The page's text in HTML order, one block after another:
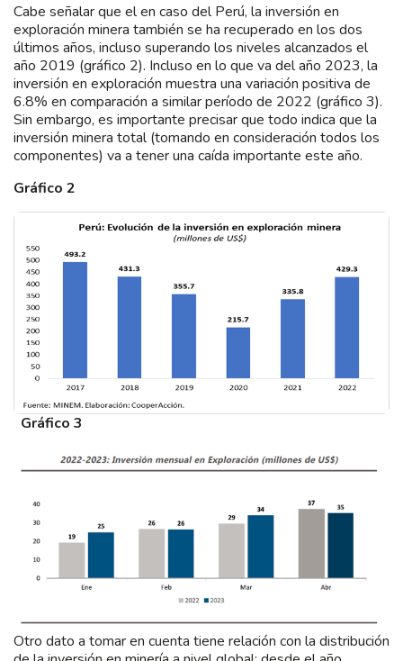
Cabe señalar que el en caso del Perú, la inversión en
exploración minera también se ha recuperado en los dos
últimos años, incluso superando los niveles alcanzados el
año 2019 (gráfico 2). Incluso en lo que va del año 2023, la
inversión en exploración muestra una variación positiva de
6.8% en comparación a similar período de 2022 (gráfico 3).
Sin embargo, es importante precisar que todo indica que la
inversión minera total (tomando en consideración todos los
componentes) va a tener una caída importante este año.
Gráfico 2
Gráfico 3
Otro dato a tomar en cuenta tiene relación con la distribución